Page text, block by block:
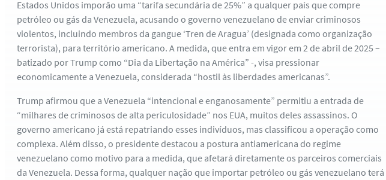
Estados Unidos imporão uma “tarifa secundária de 25%” a qualquer país que compre
petróleo ou gás da Venezuela, acusando o governo venezuelano de enviar criminosos
violentos, incluindo membros da gangue ‘Tren de Aragua’ (designada como organização
terrorista), para território americano. A medida, que entra em vigor em 2 de abril de 2025 –
batizado por Trump como “Dia da Libertação na América” -, visa pressionar
economicamente a Venezuela, considerada “hostil às liberdades americanas”.
Trump afirmou que a Venezuela “intencional e enganosamente” permitiu a entrada de
“milhares de criminosos de alta periculosidade” nos EUA, muitos deles assassinos. O
governo americano já está repatriando esses indivíduos, mas classificou a operação como
complexa. Além disso, o presidente destacou a postura antiamericana do regime
venezuelano como motivo para a medida, que afetará diretamente os parceiros comerciais
da Venezuela. Dessa forma, qualquer nação que importar petróleo ou gás venezuelano terá